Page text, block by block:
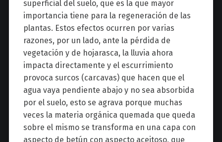
superficial del suelo, que es la que mayor
importancia tiene para la regeneración de las
plantas. Estos efectos ocurren por varias
razones, por un lado, ante la pérdida de
vegetación y de hojarasca, la lluvia ahora
impacta directamente y el escurrimiento
provoca surcos (carcavas) que hacen que el
agua vaya pendiente abajo y no sea absorbida
por el suelo, esto se agrava porque muchas
veces la materia orgánica quemada que queda
sobre el mismo se transforma en una capa con
aspecto de betún con aspecto aceitoso, que